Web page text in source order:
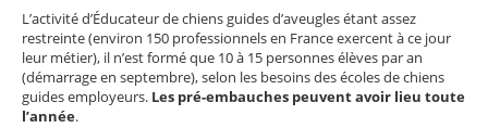
L’activité d’Éducateur de chiens guides d’aveugles étant assez
restreinte (environ 150 professionnels en France exercent à ce jour
leur métier), il n’est formé que 10 à 15 personnes élèves par an
(démarrage en septembre), selon les besoins des écoles de chiens
guides employeurs. Les pré-embauches peuvent avoir lieu toute
l’année.